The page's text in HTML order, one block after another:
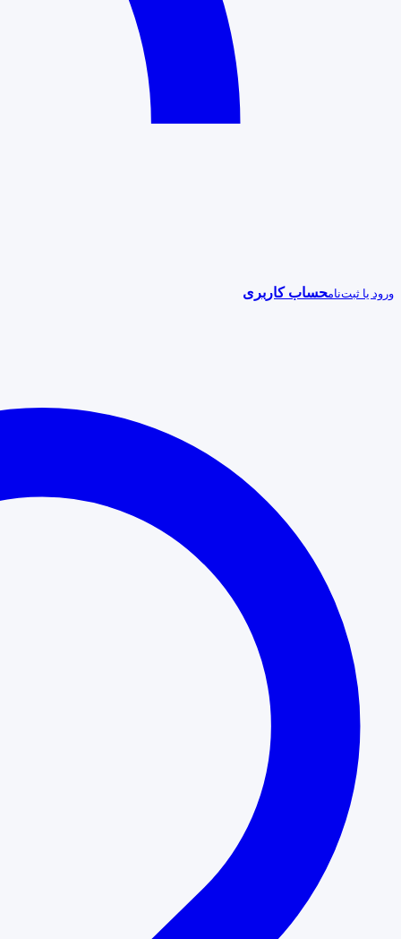
ورود یا ثبت‌نامحساب کاربری